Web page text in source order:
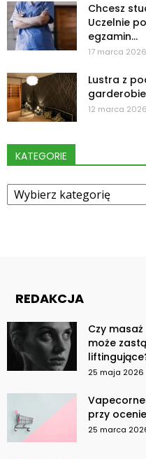
Chcesz
Uczelnie
egzamin...
17 marca 2026
Lustra z
garderobie
12 marca 2026
KATEGORIE
Kategorie
REDAKCJA
Czy masaż
może
25 maja 2026
przy
25 marca